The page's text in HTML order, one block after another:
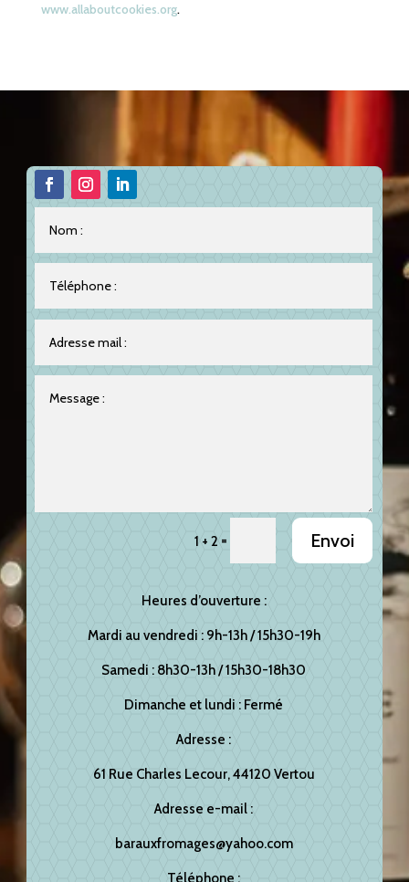
www.allaboutcookies.org.
1 + 2 = Envoi
Heures d’ouverture :
Mardi au vendredi : 9h-13h / 15h30-19h
Samedi : 8h30-13h / 15h30-18h30
Dimanche et lundi : Fermé
Adresse :
61 Rue Charles Lecour, 44120 Vertou
Adresse e-mail :
barauxfromages@yahoo.com
Téléphone :